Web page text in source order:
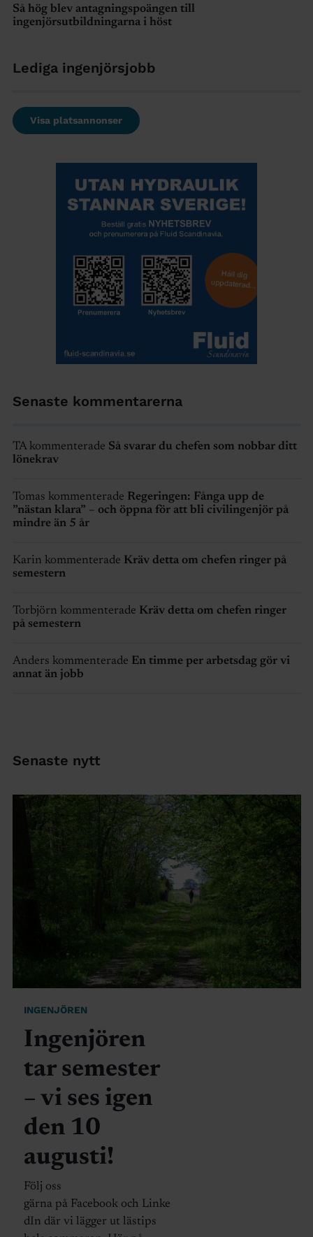
Så hög blev antagningspoängen till
ingenjörsutbildningarna i höst
Lediga ingenjörsjobb
Visa platsannonser
Senaste kommentarerna
TA kommenterade Så svarar du chefen som nobbar ditt
lönekrav
Tomas kommenterade Regeringen: Fånga upp de
”nästan klara” – och öppna för att bli civilingenjör på
mindre än 5 år
Karin kommenterade Kräv detta om chefen ringer på
semestern
Torbjörn kommenterade Kräv detta om chefen ringer
på semestern
Anders kommenterade En timme per arbetsdag gör vi
annat än jobb
Senaste nytt
INGENJÖREN
Ingenjören
tar semester
– vi ses igen
den 10
augusti!
Följ oss
gärna på Facebook och Linke
dIn där vi lägger ut lästips